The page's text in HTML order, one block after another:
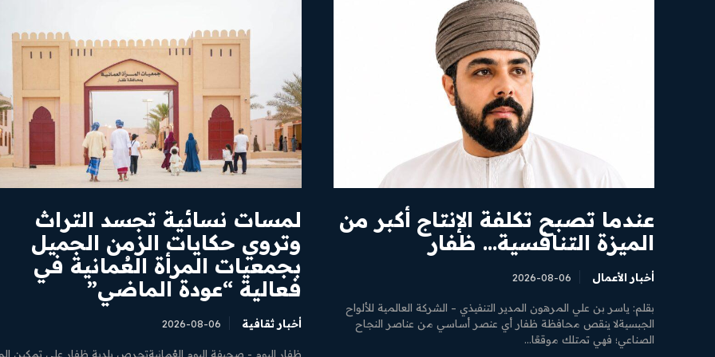
عندما تصبح تكلفة الإنتاج أكبر من
الميزة التنافسية… ظفار
أخبار الأعمال 2026-08-06
​بقلم: ياسر بن علي المرهون المدير التنفيذي – الشركة العالمية للألواح
الجبسية ​لا ينقص محافظة ظفار أي عنصر أساسي من عناصر النجاح
الصناعي؛ فهي تمتلك موقعًا...
لمسات نسائية تجسد التراث
وتروي حكايات الزمن الجميل
بجمعيات المرأة العُمانية في
فعالية “عودة الماضي”
أخبار ثقافية 2026-08-06
ظفار اليوم - صحيفة اليوم العُمانية ​تحرص بلدية ظفار على تمكين